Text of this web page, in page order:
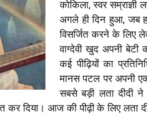
कोकिला, स्वर
अगले ही दिन हुआ, जब
विसर्जित करने के लिए
वाग्देवी खुद अपनी
कई पीढ़ियों का
मानस पटल पर अपनी
सबसे बड़ी लता दीदी
कर दिया। आज की पीढ़ी के लिए लता